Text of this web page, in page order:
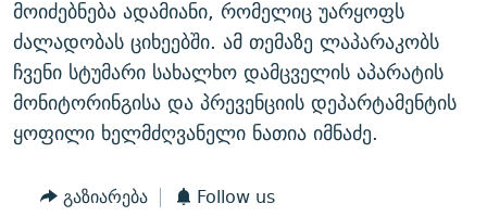
მოიძებნება ადამიანი, რომელიც უარყოფს
ძალადობას ციხეებში. ამ თემაზე ლაპარაკობს
ჩვენი სტუმარი სახალხო დამცველის აპარატის
მონიტორინგისა და პრევენციის დეპარტამენტის
ყოფილი ხელმძღვანელი ნათია იმნაძე.
გაზიარება Follow us